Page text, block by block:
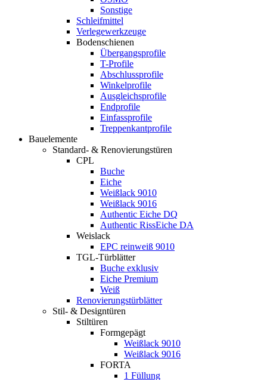
Sonstige
Schleifmittel
Verlegewerkzeuge
Bodenschienen
Übergangsprofile
T-Profile
Abschlussprofile
Winkelprofile
Ausgleichsprofile
Endprofile
Einfassprofile
Treppenkantprofile
Bauelemente
Standard- & Renovierungstüren
CPL
Buche
Eiche
Weißlack 9010
Weißlack 9016
Authentic Eiche DQ
Authentic RissEiche DA
Weislack
EPC reinweiß 9010
TGL-Türblätter
Buche exklusiv
Eiche Premium
Weiß
Renovierungstürblätter
Stil- & Designtüren
Stiltüren
Formgepägt
Weißlack 9010
Weißlack 9016
FORTA
1 Füllung